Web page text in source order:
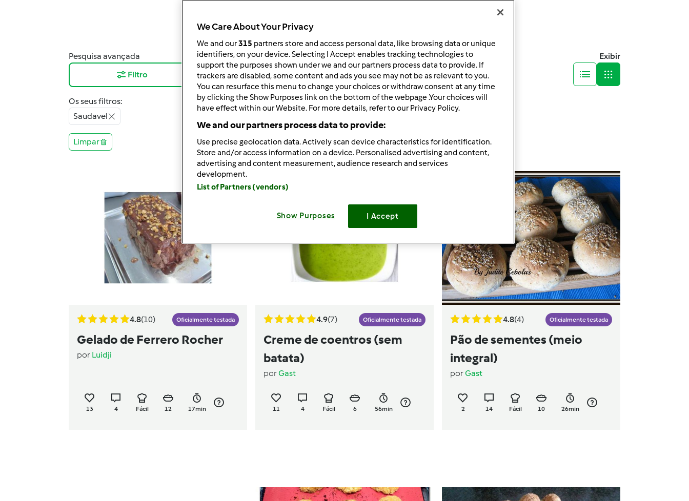
Pesquisa avançada
Filtro
Resultados por página:
12
Ordenar por:
Predefinido
Exibir
Os seus filtros:
Saudavel
Limpar
4.8(10) Oficialmente testada
Gelado de Ferrero Rocher
por Luidji
13 4 Fácil 12 17min
4.9(7) Oficialmente testada
Creme de coentros (sem
batata)
porGast
11 4 Fácil 6 56min
4.8(4) Oficialmente testada
Pão de sementes (meio
integral)
porGast
2 14 Fácil 10 26min
We Care About Your Privacy
We and our315 partners store and access personal data, like browsing data or unique
identifiers, on your device. Selecting I Accept enables tracking technologies to
support the purposes shown under we and our partners process data to provide. If
trackers are disabled, some content and ads you see may not be as relevant to you.
You can resurface this menu to change your choices or withdraw consent at any time
by clicking the Show Purposes link on the bottom of the webpage .Your choices will
have effect within our Website. For more details, refer to our Privacy Policy.
We and our partners process data to provide:
Use precise geolocation data. Actively scan device characteristics for identification.
Store and/or access information on a device. Personalised advertising and content,
advertising and content measurement, audience research and services
development.
List of Partners (vendors)
Show Purposes I Accept